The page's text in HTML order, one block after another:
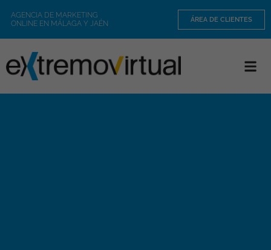
AGENCIA DE MARKETING
ONLINE EN MÁLAGA Y JAÉN
ÁREA DE CLIENTES